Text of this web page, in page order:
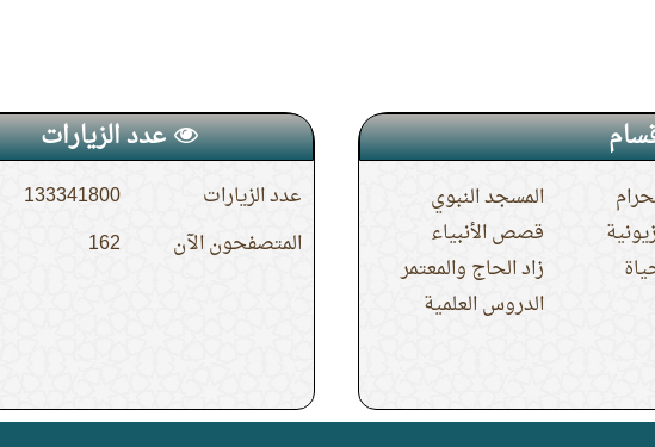
المسجد النبوي
قصص الأنبياء
زاد الحاج والمعتمر
الدروس العلمية
عدد الزيارات
عدد الزيارات
133341800
المتصفحون الآن
162